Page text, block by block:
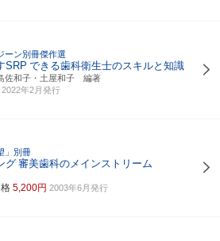
ーン別冊傑作選
SRP できる歯科衛生士のスキルと知識
佐和子・土屋和子 編著
2022年2月発行
」別冊
グ 審美歯科のメインストリーム
5,200円 2003年6月発行